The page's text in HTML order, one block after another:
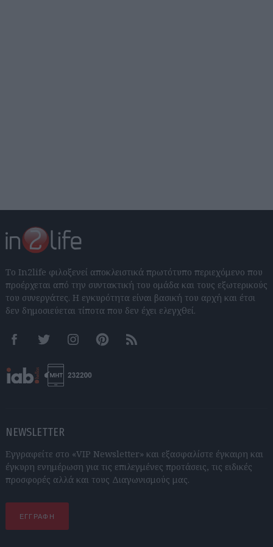
Το In2life φιλοξενεί αποκλειστικά πρωτότυπο περιεχόμενο που
προέρχεται από την συντακτική του ομάδα και τους εξωτερικούς
του συνεργάτες. Η εγκυρότητα είναι βασική του αρχή και έτσι
δεν δημοσιεύεται τίποτα που δεν έχει ελεγχθεί.
FacebookTwitter InstagramPinterestRSS feeds
NEWSLETTER
Εγγραφείτε στο «VIP Newsletter» και εξασφαλίστε έγκαιρη και
έγκυρη ενημέρωση για τις επιλεγμένες προτάσεις, τις ειδικές
προσφορές αλλά και τους Διαγωνισμούς μας.
ΕΓΓΡΑΦΗ